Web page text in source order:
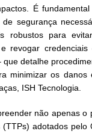
É
segurança
robustos para
revogar
detalhe
minimizar os danos
ISH Tecnologia.
não apenas o
adotados